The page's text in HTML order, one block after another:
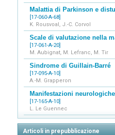
Malattia di Parkinson e
[17-060-A-68]
K. Rousvoal, J.-C. Corvol
Scale di valutazione nella
[17-061-A-20]
M. Aubignat, M. Lefranc, M. Tir
Sindrome di Guillain-Barré
[17-095-A-10]
A.-M. Grapperon
Manifestazioni
[17-165-A-10]
L. Le Guennec
Articoli in prepubblicazione